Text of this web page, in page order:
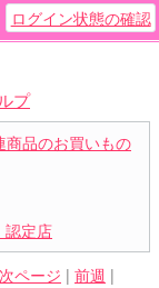
ログイン状態の確認
プ
品のお買いもの
認定店
次ページ | 前週 |